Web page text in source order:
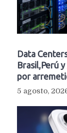
Data
Brasil,Perú
por
5 agosto,